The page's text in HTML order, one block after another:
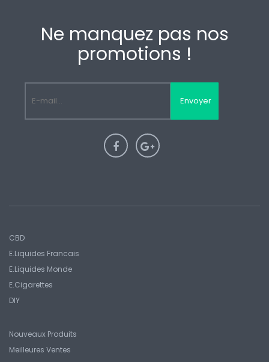
Ne manquez pas nos
promotions !
Envoyer
CBD
E.liquides Francais
E.Liquides Monde
E.Cigarettes
DIY
Nouveaux Produits
Meilleures Ventes